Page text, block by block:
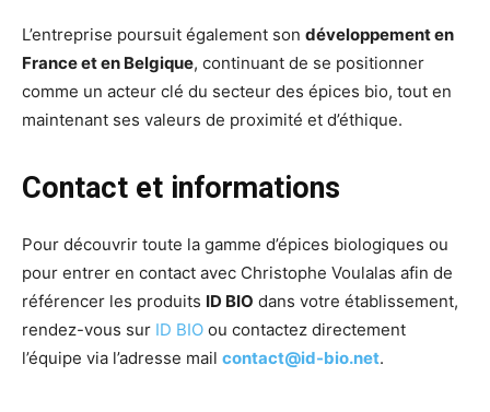
L’entreprise poursuit également son développement en
France et en Belgique, continuant de se positionner
comme un acteur clé du secteur des épices bio, tout en
maintenant ses valeurs de proximité et d’éthique.
Contact et informations
Pour découvrir toute la gamme d’épices biologiques ou
pour entrer en contact avec Christophe Voulalas afin de
référencer les produits ID BIO dans votre établissement,
rendez-vous sur ID BIO ou contactez directement
l’équipe via l’adresse mail contact@id-bio.net.